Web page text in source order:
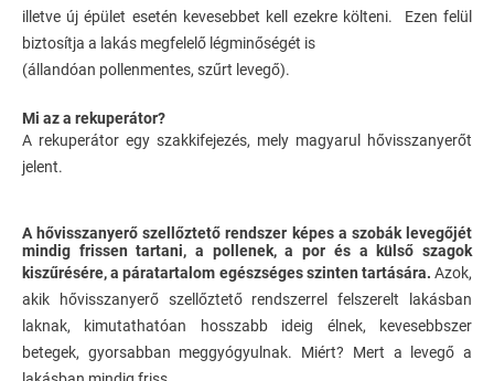
illetve új épület esetén kevesebbet kell ezekre költeni. Ezen felül
biztosítja a lakás megfelelő légminőségét is
(állandóan pollenmentes, szűrt levegő).
Mi az a rekuperátor?
A rekuperátor egy szakkifejezés, mely magyarul hővisszanyerőt
jelent.
A hővisszanyerő szellőztető rendszer képes a szobák levegőjét
mindig frissen tartani, a pollenek, a por és a külső szagok
kiszűrésére, a páratartalom egészséges szinten tartására. Azok,
akik hővisszanyerő szellőztető rendszerrel felszerelt lakásban
laknak, kimutathatóan hosszabb ideig élnek, kevesebbszer
betegek, gyorsabban meggyógyulnak. Miért? Mert a levegő a